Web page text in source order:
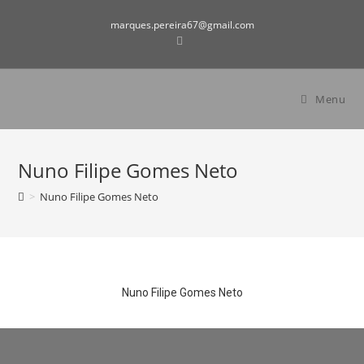
marques.pereira67@gmail.com
Menu
Nuno Filipe Gomes Neto
> Nuno Filipe Gomes Neto
Nuno Filipe Gomes Neto